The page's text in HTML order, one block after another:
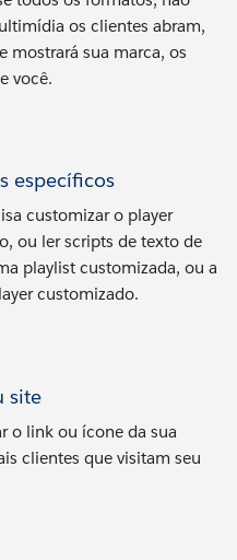
os clientes abram,
mostrará sua marca, os
você.
específicos
customizar o player
ou ler scripts de texto de
playlist customizada, ou a
customizado.
site
o link ou ícone da sua
clientes que visitam seu